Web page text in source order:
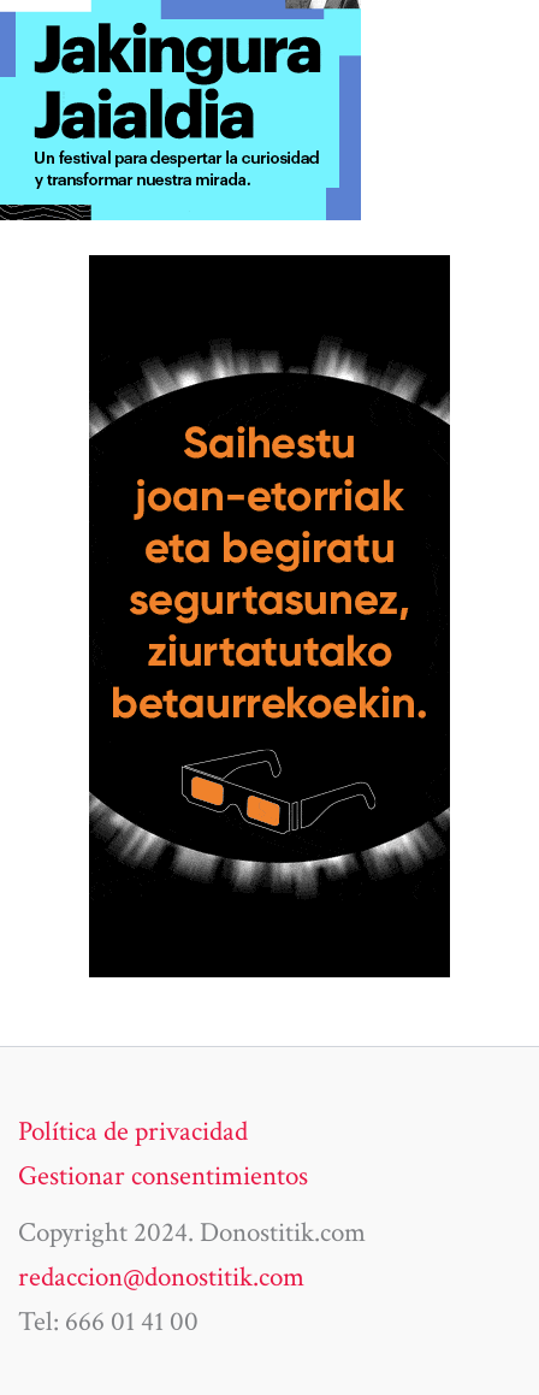
Política de privacidad
Gestionar consentimientos
Copyright 2024. Donostitik.com
redaccion@donostitik.com
Tel: 666 01 41 00